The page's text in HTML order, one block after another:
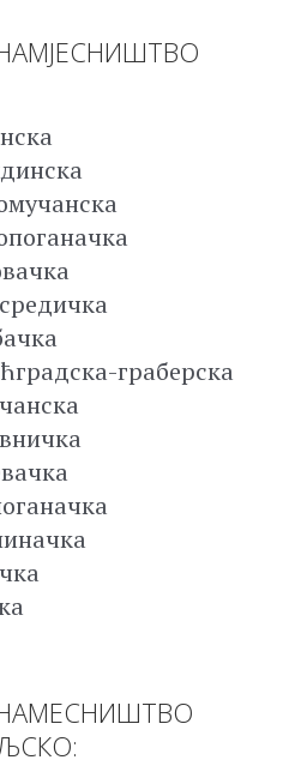
НАМЈЕСНИШТВО
граберска
НАМЕСНИШТВО